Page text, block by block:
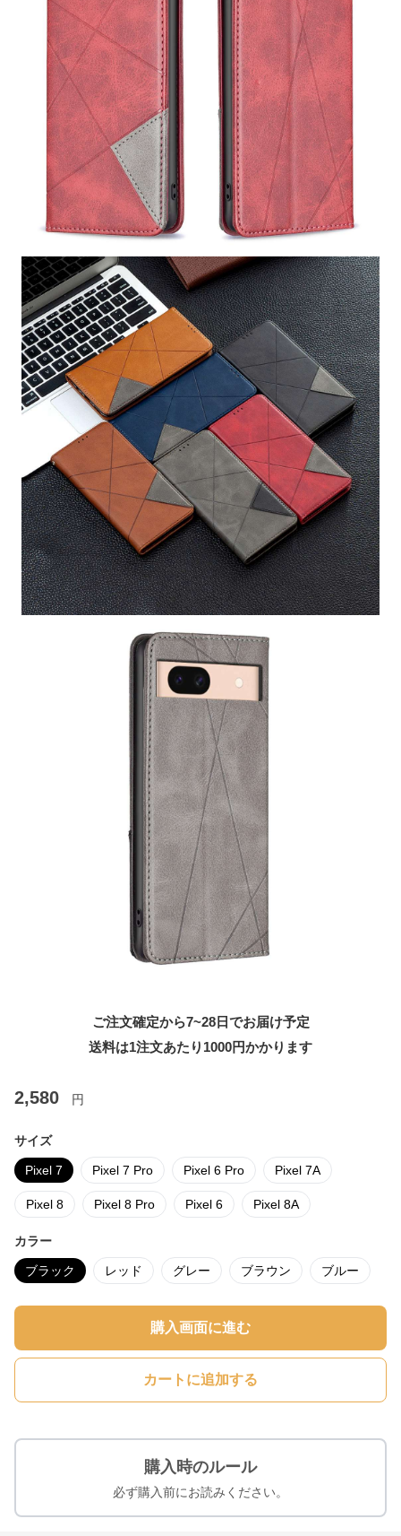
ご注文確定から7~28日でお届け予定
送料は1注文あたり 1000円かかります
2,580 円
サイズ
Pixel 7 Pixel 7 Pro Pixel 6 Pro Pixel 7A
Pixel 8 Pixel 8 Pro Pixel 6 Pixel 8A
カラー
ブラック レッド グレー ブラウン ブルー
購入画面に進む
カートに追加する
購入時のルール
必ず購入前にお読みください。